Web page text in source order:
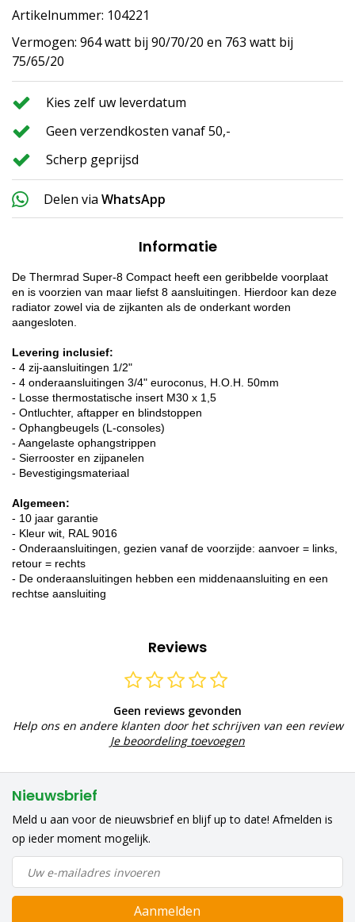
Artikelnummer: 104221
Vermogen: 964 watt bij 90/70/20 en 763 watt bij
75/65/20
Kies zelf uw leverdatum
Geen verzendkosten vanaf 50,-
Scherp geprijsd
Delen via WhatsApp
Informatie
De Thermrad Super-8 Compact heeft een geribbelde voorplaat
en is voorzien van maar liefst 8 aansluitingen. Hierdoor kan deze
radiator zowel via de zijkanten als de onderkant worden
aangesloten.
Levering inclusief:
- 4 zij-aansluitingen 1/2"
- 4 onderaansluitingen 3/4" euroconus, H.O.H. 50mm
- Losse thermostatische insert M30 x 1,5
- Ontluchter, aftapper en blindstoppen
- Ophangbeugels (L-consoles)
- Aangelaste ophangstrippen
- Sierrooster en zijpanelen
- Bevestigingsmateriaal
Algemeen:
- 10 jaar garantie
- Kleur wit, RAL 9016
- Onderaansluitingen, gezien vanaf de voorzijde: aanvoer = links,
retour = rechts
- De onderaansluitingen hebben een middenaansluiting en een
rechtse aansluiting
Reviews
Geen reviews gevonden
Help ons en andere klanten door het schrijven van een review
Je beoordeling toevoegen
Nieuwsbrief
Meld u aan voor de nieuwsbrief en blijf up to date! Afmelden is
op ieder moment mogelijk.
Aanmelden